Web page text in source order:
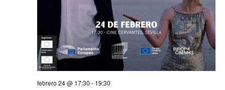
febrero 24 @ 17:30 - 19:30